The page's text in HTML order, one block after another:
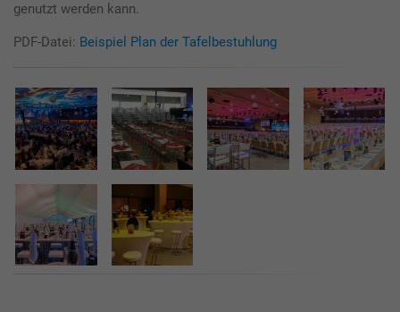
genutzt werden kann.
PDF-Datei: Beispiel Plan der Tafelbestuhlung